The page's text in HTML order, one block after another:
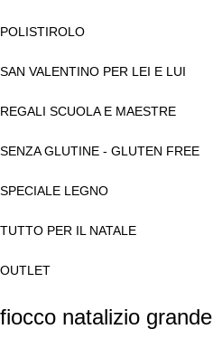
POLISTIROLO
SAN VALENTINO PER LEI E LUI
REGALI SCUOLA E MAESTRE
SENZA GLUTINE - GLUTEN FREE
SPECIALE LEGNO
TUTTO PER IL NATALE
OUTLET
fiocco natalizio grande